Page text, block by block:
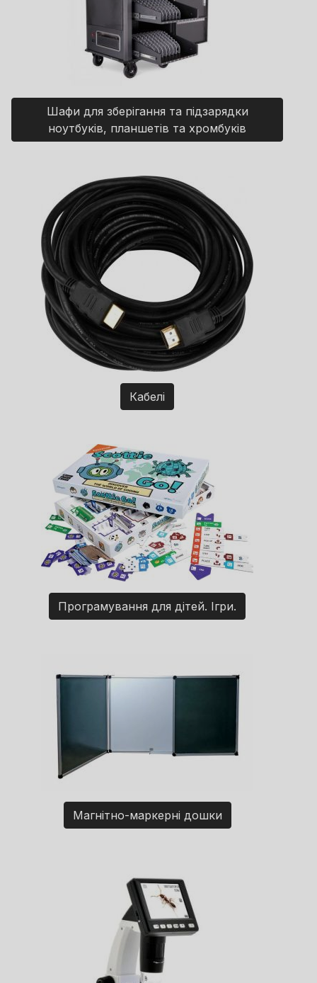
Шафи для зберігання та підзарядки
ноутбуків, планшетів та хромбуків
Кабелі
Програмування для дітей. Ігри.
Магнітно-маркерні дошки